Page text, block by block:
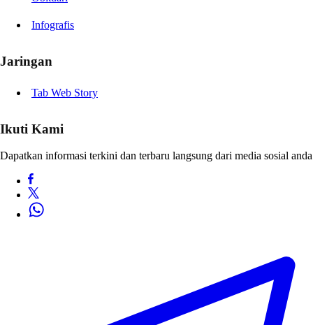
Infografis
Jaringan
Tab Web Story
Ikuti Kami
Dapatkan informasi terkini dan terbaru langsung dari media sosial anda